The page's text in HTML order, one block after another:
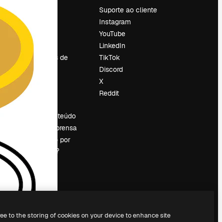
Sobre nós
Reviews
Emprego
Tendências de
pesquisa
Blog
Eventos
Vender conteúdo
Sala de imprensa
Procurando por
magnific.ai?
Suporte ao cliente
Instagram
YouTube
LinkedIn
TikTok
Discord
X
Reddit
to the storing of cookies on your device to enhance site